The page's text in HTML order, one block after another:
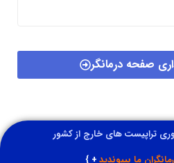
صفحه درمانگر
تراپیست های خارج از کشور
ما بپیوندید+ }